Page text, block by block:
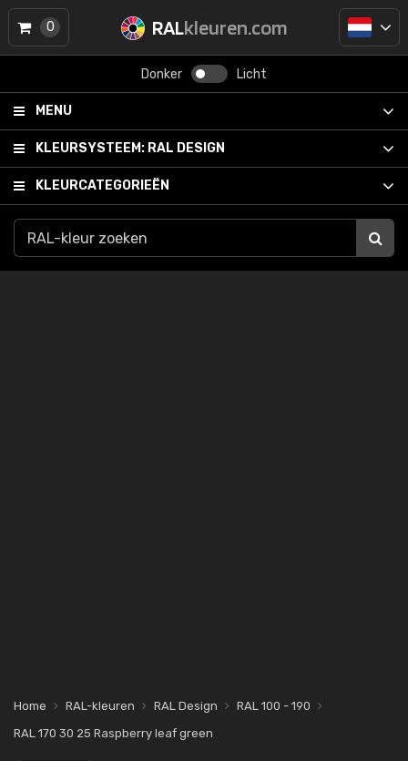
RALkleuren.com
Donker Licht
MENU
KLEURSYSTEEM: RAL DESIGN
KLEURCATEGORIEËN
0
Home RAL-kleuren RAL Design
RAL 100 - 190
RAL 170 30 25 Raspberry leaf green